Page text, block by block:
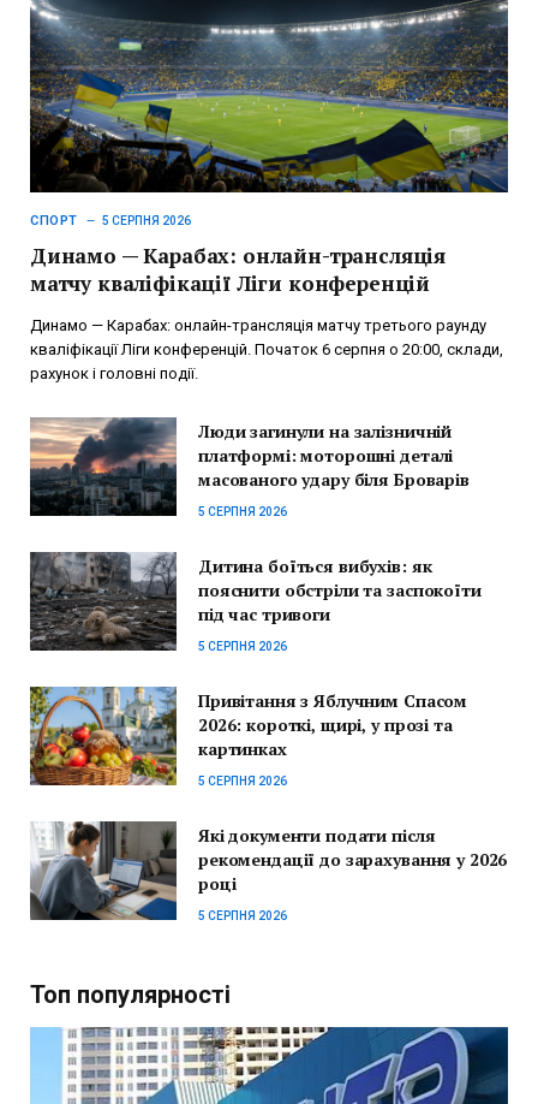
СПОРТ 5 СЕРПНЯ 2026
Динамо — Карабах: онлайн-трансляція
матчу кваліфікації Ліги конференцій
Динамо — Карабах: онлайн-трансляція матчу третього раунду
кваліфікації Ліги конференцій. Початок 6 серпня о 20:00, склади,
рахунок і головні події.
Люди загинули на залізничній
платформі: моторошні деталі
масованого удару біля Броварів
5 СЕРПНЯ 2026
Дитина боїться вибухів: як
пояснити обстріли та заспокоїти
під час тривоги
5 СЕРПНЯ 2026
Привітання з Яблучним Спасом
2026: короткі, щирі, у прозі та
картинках
5 СЕРПНЯ 2026
Які документи подати після
рекомендації до зарахування у 2026
році
5 СЕРПНЯ 2026
Топ популярності